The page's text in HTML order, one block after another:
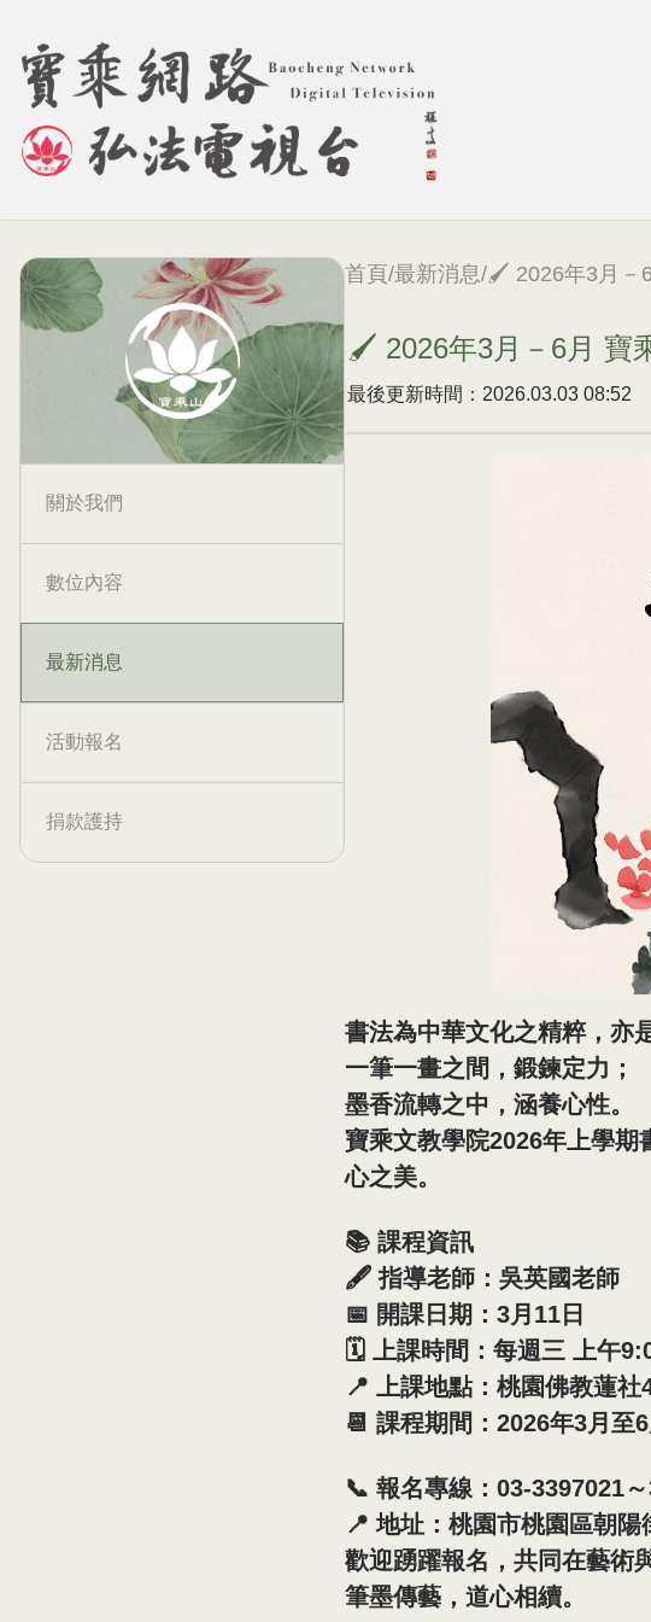
關於我們
數位內容
最新消息
活動報名
捐款護持
首頁/最新消息/🖌 2026年3月－
🖌 2026年3月－6月 寶
最後更新時間：2026.03.03 08:52
書法為中華文化之精粹，亦
一筆一畫之間，鍛鍊定力；
墨香流轉之中，涵養心性。
寶乘文教學院2026年上學期
心之美。
📚 課程資訊
🖋 指導老師：吳英國老師
📅 開課日期：3月11日
🗓 上課時間：每週三 上午
📍 上課地點：桃園佛教蓮社
📆 課程期間：2026年3月至6
📞 報名專線：03-3397021
📍 地址：桃園市桃園區朝陽
歡迎踴躍報名，共同在藝術
筆墨傳藝，道心相續。